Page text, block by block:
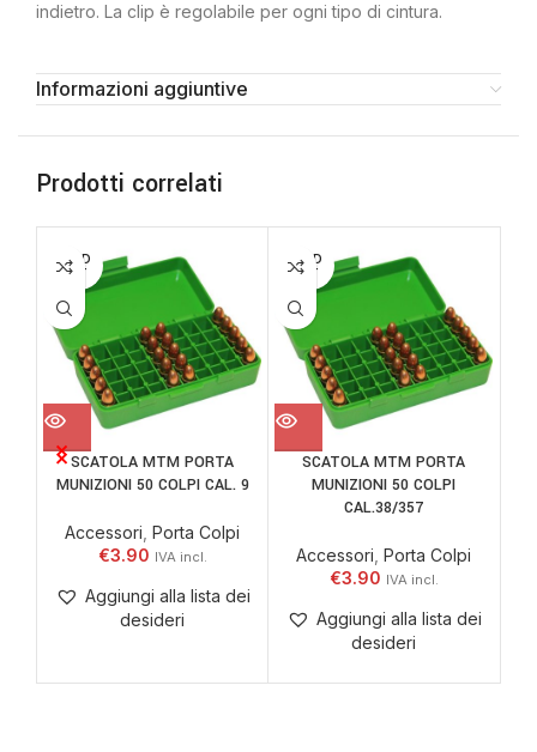
indietro. La clip è regolabile per ogni tipo di cintura.
Informazioni aggiuntive
Prodotti correlati
SOLD
OUT
SCATOLA MTM PORTA
MUNIZIONI 50 COLPI CAL. 9
Accessori Porta Colpi
€3.90
Aggiungi alla lista dei
desideri
SOLD
OUT
SCATOLA MTM PORTA
MUNIZIONI 50 COLPI
CAL.38/357
Accessori Porta Colpi
€3.90
Aggiungi alla lista dei
desideri